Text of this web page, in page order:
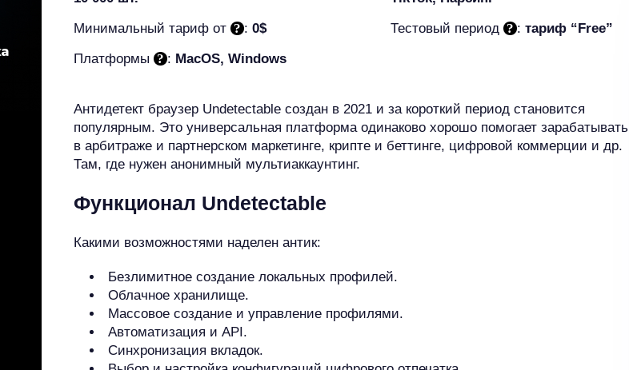
Минимальный тариф от
: 0$
Платформы
: MacOS, Windows
Тестовый период
: тариф “Free”
Антидетект браузер Undetectable создан в 2021 и за короткий период становится
популярным. Это универсальная платформа одинаково хорошо помогает зарабатывать
в арбитраже и партнерском маркетинге, крипте и беттинге, цифровой коммерции и др.
Там, где нужен анонимный мультиаккаунтинг.
Функционал Undetectable
Какими возможностями наделен антик:
Безлимитное создание локальных профилей.
Облачное хранилище.
Массовое создание и управление профилями.
Автоматизация и API.
Синхронизация вкладок.